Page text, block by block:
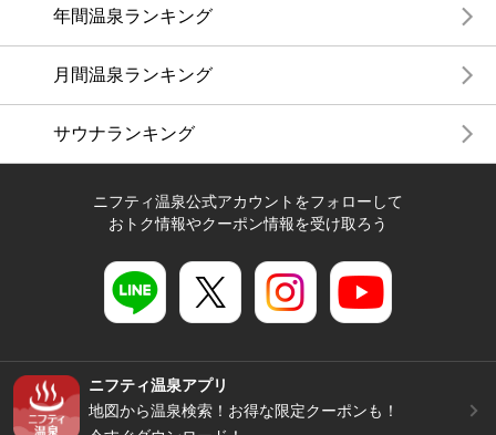
年間温泉ランキング
月間温泉ランキング
サウナランキング
ニフティ温泉公式アカウントをフォローして
おトク情報やクーポン情報を受け取ろう
ニフティ温泉アプリ
地図から温泉検索！お得な限定クーポンも！